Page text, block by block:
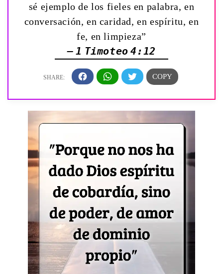
sé ejemplo de los fieles en palabra, en
conversación, en caridad, en espíritu, en
fe, en limpieza”
— 1 Timoteo 4:12